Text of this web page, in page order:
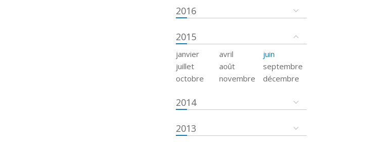
2016
2015
janvier avril
juin
juillet
août
septembre
octobre
novembre décembre
2014
2013